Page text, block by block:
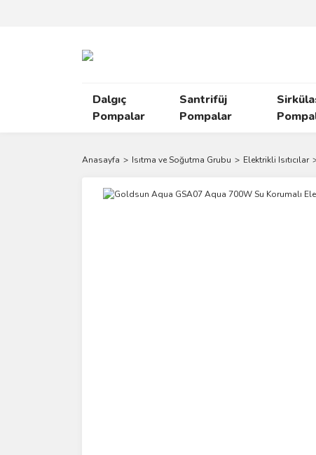
Dalgıç
Pompalar
Santrifüj
Pompalar
Anasayfa Isıtma ve Soğutma Grubu Elektrikli Isıtıcılar